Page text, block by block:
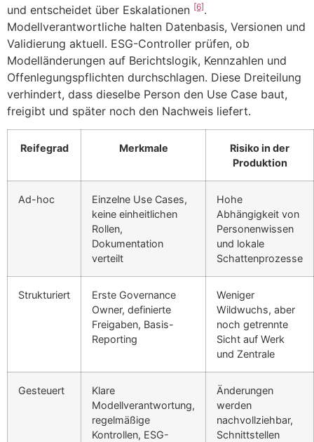
und entscheidet über Eskalationen [6].
Modellverantwortliche halten Datenbasis, Versionen und
Validierung aktuell. ESG-Controller prüfen, ob
Modelländerungen auf Berichtslogik, Kennzahlen und
Offenlegungspflichten durchschlagen. Diese Dreiteilung
verhindert, dass dieselbe Person den Use Case baut,
freigibt und später noch den Nachweis liefert.
Reifegrad Merkmale
Risiko in der
Produktion
Ad-hoc
Einzelne Use Cases,
keine einheitlichen
Rollen,
Dokumentation
verteilt
Hohe
Abhängigkeit von
Personenwissen
und lokale
Schattenprozesse
Strukturiert
Erste Governance
Owner, definierte
Freigaben, Basis-
Reporting
Weniger
Wildwuchs, aber
noch getrennte
Sicht auf Werk
und Zentrale
Gesteuert
Klare
Modellverantwortung,
regelmäßige
Kontrollen, ESG-
Änderungen
werden
nachvollziehbar,
Schnittstellen